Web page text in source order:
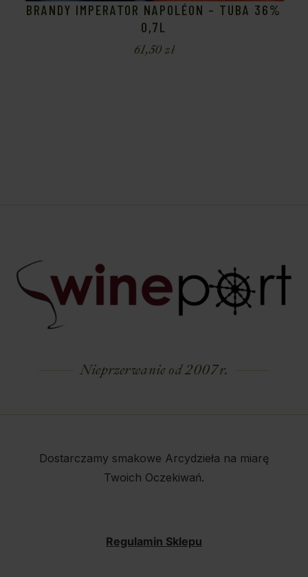
BRANDY IMPERATOR NAPOLÉON – TUBA 36%
0,7L
61,50zł
Nieprzerwanie od 2007 r.
Dostarczamy smakowe Arcydzieła na miarę
Twoich Oczekiwań.
Regulamin Sklepu